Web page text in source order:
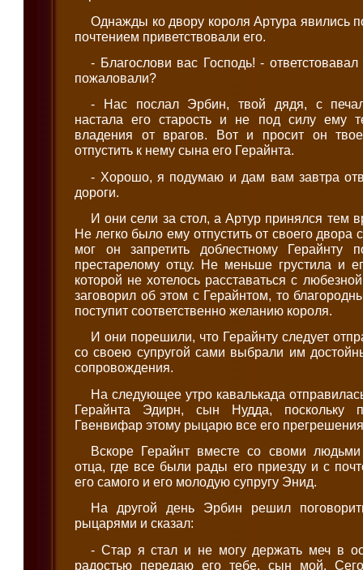
Однажды ко двору короля Артура явились
почтением приветствовали его.
- Благослови вас Господь! -
пожаловали?
- Нас послал Эрбин, твой дядя, с
настала его старость и не под силу ему
владения от врагов. Вот и просит он
отпустить к нему сына его Герайнта.
- Хорошо, я подумаю и дам вам завтра
дороги.
И они сели за стол, а Артур принялся тем
Не легко было ему отпустить от своего двора
мог он запретить доблестному Герайнту
престарелому отцу. Не меньше грустила и
которой не хотелось расставаться с
заговорил об этом с Герайнтом, то
поступит соответственно желанию короля.
И они порешили, что Герайнту следует
со своею супругой сами выбрали им
сопровождения.
На следующее утро кавалькада
Герайнта Эдирн, сын Нудда, поскольку
Гвенвифар этому рыцарю все его
Вскоре Герайнт вместе со своми
отца, где все были рады его приезду и с
его самого и его молодую супругу Энид.
На другой день Эрбин решил
рыцарями и сказал:
- Стар я стал и не могу держать меч в
радостью передаю его тебе, сын мой.